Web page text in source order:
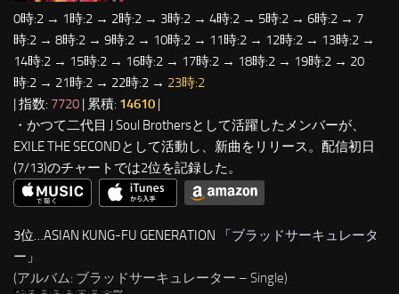
0時:2 → 1時:2 → 2時:2 → 3時:2 → 4時:2 → 5時:2 → 6時:2 → 7
時:2 → 8時:2 → 9時:2 → 10時:2 → 11時:2 → 12時:2 → 13時:2 →
14時:2 → 15時:2 → 16時:2 → 17時:2 → 18時:2 → 19時:2 → 20
時:2 → 21時:2 → 22時:2 → 23時:2
| 指数: 7720 | 累積: 14610 |
・かつて二代目 J Soul Brothersとして活躍したメンバーが、
EXILE THE SECONDとして活動し、新曲をリリース。配信初日
(7/13)のチャートでは2位を記録した。
3位…ASIAN KUNG-FU GENERATION 「ブラッドサーキュレータ
ー 」
(アルバム: ブラッドサーキュレーター – Single)